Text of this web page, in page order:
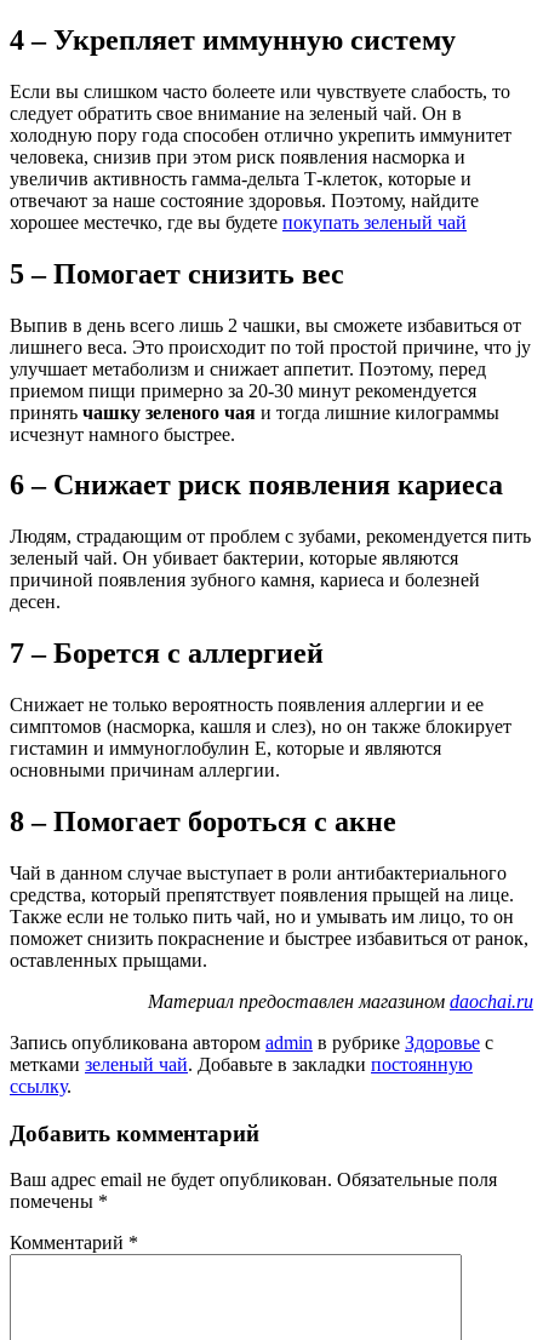
4 – Укрепляет иммунную систему
Если вы слишком часто болеете или чувствуете слабость, то
следует обратить свое внимание на зеленый чай. Он в
холодную пору года способен отлично укрепить иммунитет
человека, снизив при этом риск появления насморка и
увеличив активность гамма-дельта Т-клеток, которые и
отвечают за наше состояние здоровья. Поэтому, найдите
хорошее местечко, где вы будете покупать зеленый чай
5 – Помогает снизить вес
Выпив в день всего лишь 2 чашки, вы сможете избавиться от
лишнего веса. Это происходит по той простой причине, что jy
улучшает метаболизм и снижает аппетит. Поэтому, перед
приемом пищи примерно за 20-30 минут рекомендуется
принять чашку зеленого чая и тогда лишние килограммы
исчезнут намного быстрее.
6 – Снижает риск появления кариеса
Людям, страдающим от проблем с зубами, рекомендуется пить
зеленый чай. Он убивает бактерии, которые являются
причиной появления зубного камня, кариеса и болезней
десен.
7 – Борется с аллергией
Снижает не только вероятность появления аллергии и ее
симптомов (насморка, кашля и слез), но он также блокирует
гистамин и иммуноглобулин Е, которые и являются
основными причинам аллергии.
8 – Помогает бороться с акне
Чай в данном случае выступает в роли антибактериального
средства, который препятствует появления прыщей на лице.
Также если не только пить чай, но и умывать им лицо, то он
поможет снизить покраснение и быстрее избавиться от ранок,
оставленных прыщами.
Материал предоставлен магазином daochai.ru
Запись опубликована автором admin в рубрике Здоровье с
метками зеленый чай. Добавьте в закладки постоянную
ссылку.
Добавить комментарий
Ваш адрес email не будет опубликован. Обязательные поля
помечены *
Комментарий *